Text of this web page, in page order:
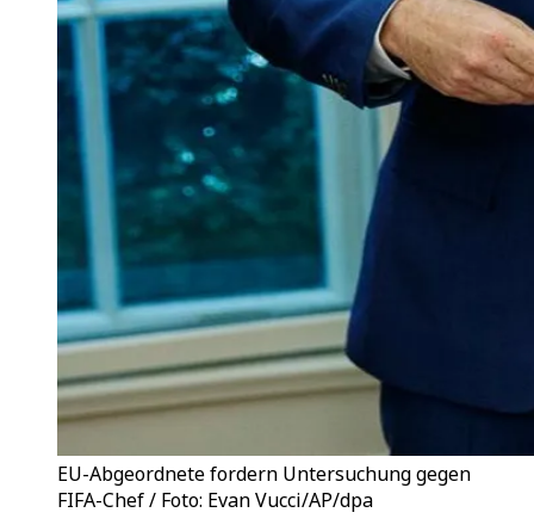
EU-Abgeordnete fordern Untersuchung gegen
FIFA-Chef / Foto: Evan Vucci/AP/dpa